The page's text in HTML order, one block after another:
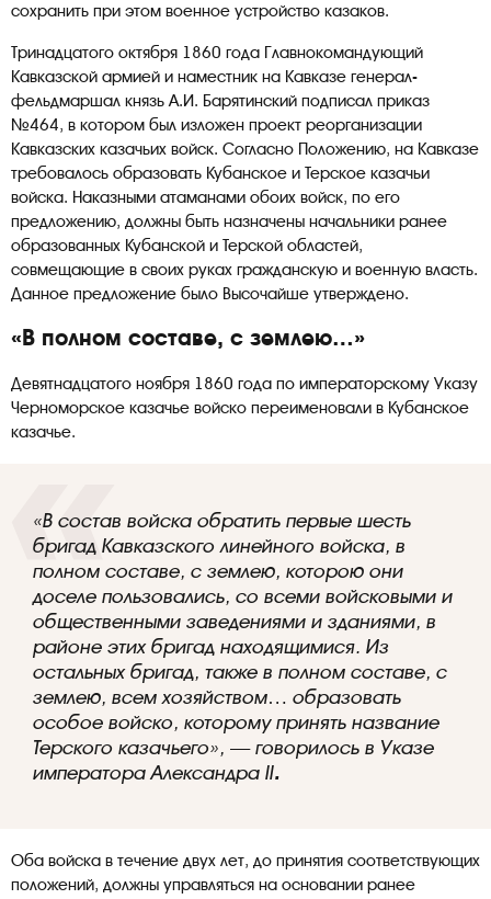
сохранить при этом военное устройство казаков.
Тринадцатого октября 1860 года Главнокомандующий
Кавказской армией и наместник на Кавказе генерал-
фельдмаршал князь А.И. Барятинский подписал приказ
№464, в котором был изложен проект реорганизации
Кавказских казачьих войск. Согласно Положению, на Кавказе
требовалось образовать Кубанское и Терское казачьи
войска. Наказными атаманами обоих войск, по его
предложению, должны быть назначены начальники ранее
образованных Кубанской и Терской областей,
совмещающие в своих руках гражданскую и военную власть.
Данное предложение было Высочайше утверждено.
«В полном составе, с землею…»
Девятнадцатого ноября 1860 года по императорскому Указу
Черноморское казачье войско переименовали в Кубанское
казачье.
«В состав войска обратить первые шесть
бригад Кавказского линейного войска, в
полном составе, с землею, которою они
доселе пользовались, со всеми войсковыми и
общественными заведениями и зданиями, в
районе этих бригад находящимися. Из
остальных бригад, также в полном составе, с
землею, всем хозяйством… образовать
особое войско, которому принять название
Терского казачьего», — говорилось в Указе
императора Александра II.
Оба войска в течение двух лет, до принятия соответствующих
положений, должны управляться на основании ранее